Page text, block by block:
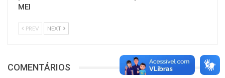
MEI
PREV NEXT
COMENTÁRIOS